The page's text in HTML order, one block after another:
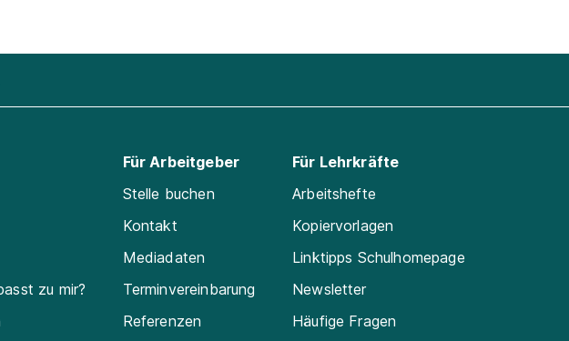
zu mir?
Für Arbeitgeber
Stelle buchen
Kontakt
Mediadaten
Terminvereinbarung
Referenzen
Für Lehrkräfte
Arbeitshefte
Kopiervorlagen
Linktipps Schulhomepage
Newsletter
Häufige Fragen